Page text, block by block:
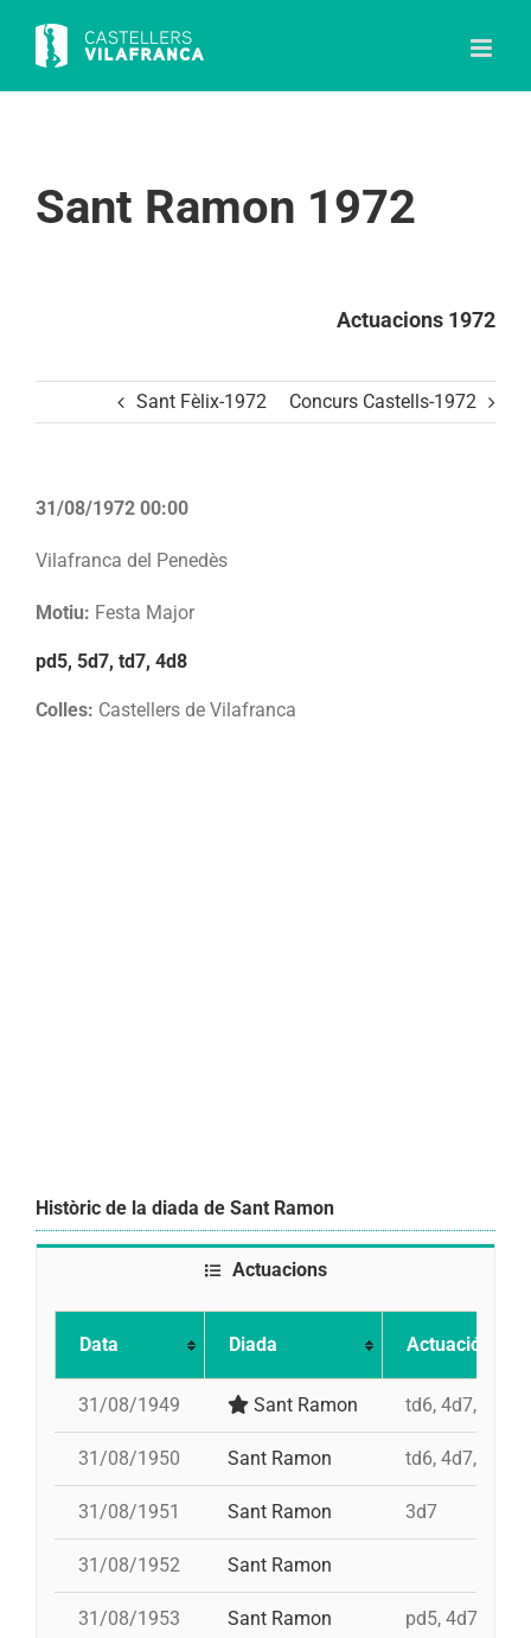
content
Sant Ramon 1972
Actuacions 1972
Sant Fèlix-1972 Concurs Castells-1972
31/08/1972 00:00
Vilafranca del Penedès
Motiu: Festa Major
pd5, 5d7, td7, 4d8
Colles: Castellers de Vilafranca
Històric de la diada de Sant Ramon
Actuacions
Data Diada Actuació
31/08/1949 Sant Ramon td6, 4d7, 3d7,
31/08/1950 Sant Ramon td6, 4d7, 3d7,
31/08/1951 Sant Ramon 3d7
31/08/1952 Sant Ramon
31/08/1953 Sant Ramon pd5, 4d7ac, id